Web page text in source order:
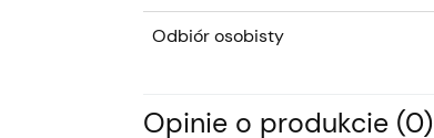
Odbiór osobisty
Opinie o produkcie (0)